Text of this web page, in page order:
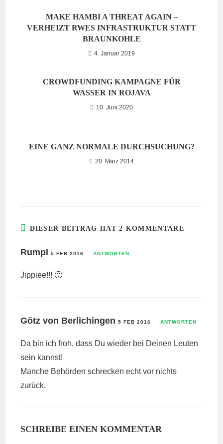
MAKE HAMBI A THREAT AGAIN –
VERHEIZT RWES INFRASTRUKTUR STATT
BRAUNKOHLE
4. Januar 2019
CROWDFUNDING KAMPAGNE FÜR
WASSER IN ROJAVA
10. Juni 2020
EINE GANZ NORMALE DURCHSUCHUNG?
20. März 2014
DIESER BEITRAG HAT 2 KOMMENTARE
Rumpl5 FEB 2016 ANTWORTEN
Jippiee!!! 🙂
Götz von Berlichingen5 FEB 2016 ANTWORTEN
Da bin ich froh, dass Du wieder bei Deinen Leuten
sein kannst!
Manche Behörden schrecken echt vor nichts
zurück.
SCHREIBE EINEN KOMMENTAR